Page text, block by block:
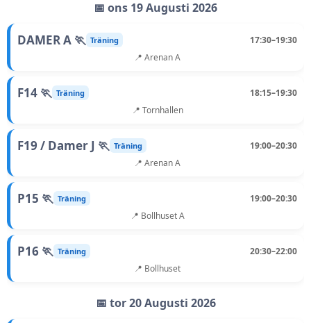
📅 ons 19 Augusti 2026
DAMER A 🏃 Träning
17:30–19:30
📍 Arenan A
F14 🏃 Träning
18:15–19:30
📍 Tornhallen
F19 / Damer J 🏃 Träning
19:00–20:30
📍 Arenan A
P15 🏃 Träning
19:00–20:30
📍 Bollhuset A
P16 🏃 Träning
20:30–22:00
📍 Bollhuset
📅 tor 20 Augusti 2026